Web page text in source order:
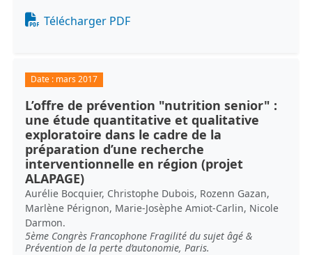
Document
Télécharger PDF
Date : mars 2017
L’offre de prévention "nutrition senior" :
une étude quantitative et qualitative
exploratoire dans le cadre de la
préparation d’une recherche
interventionnelle en région (projet
ALAPAGE)
Aurélie Bocquier, Christophe Dubois, Rozenn Gazan,
Marlène Pérignon, Marie-Josèphe Amiot-Carlin, Nicole
Darmon.
5ème Congrès Francophone Fragilité du sujet âgé &
Prévention de la perte d’autonomie, Paris.